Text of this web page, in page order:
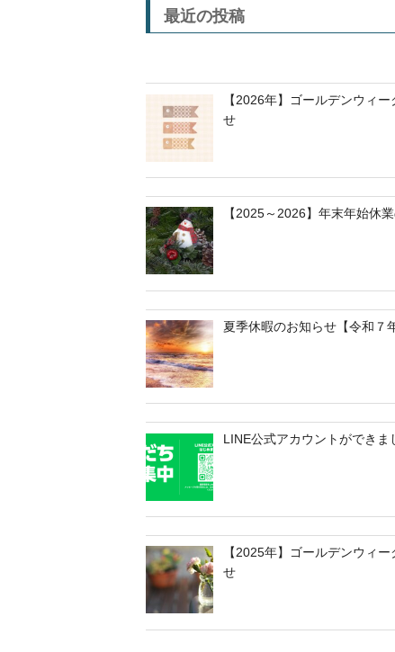
最近の投稿
【2026年】ゴールデンウィ
せ
【2025～2026】年末年始休
夏季休暇のお知らせ【令和７
LINE公式アカウントができま
【2025年】ゴールデンウィ
せ